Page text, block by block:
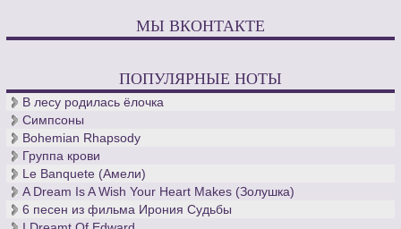
МЫ ВКОНТАКТЕ
ПОПУЛЯРНЫЕ НОТЫ
В лесу родилась ёлочка
Симпсоны
Bohemian Rhapsody
Группа крови
Le Banquete (Амели)
A Dream Is A Wish Your Heart Makes (Золушка)
6 песен из фильма Ирония Судьбы